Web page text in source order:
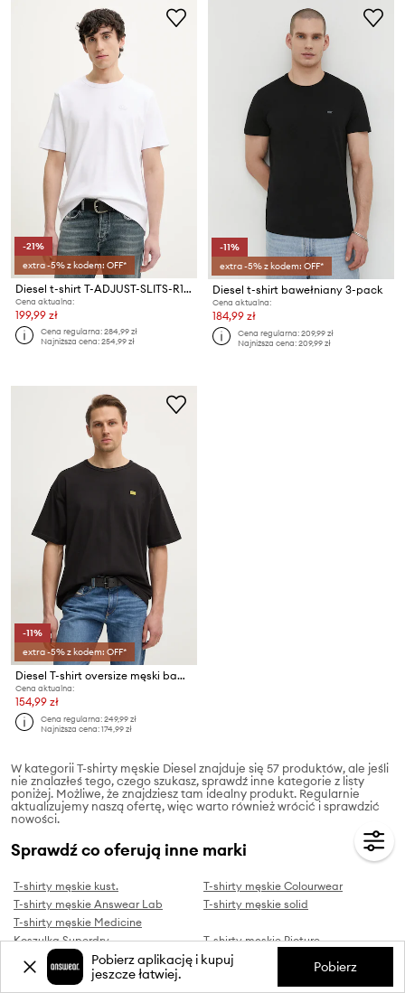
-21%
extra -5% z kodem: OFF*
Diesel t-shirt T-ADJUST-SLITS-R17 T-SHIRT
Cena aktualna:
199,99 zł
Cena regularna:284,99 zł
Najniższa cena:254,99 zł
-11%
extra -5% z kodem: OFF*
Diesel t-shirt bawełniany 3-pack
Cena aktualna:
184,99 zł
Cena regularna:209,99 zł
Najniższa cena:209,99 zł
-11%
extra -5% z kodem: OFF*
Diesel T-shirt oversize męski bawełniany T-BOXT-R30 T-SHIRT
Cena aktualna:
154,99 zł
Cena regularna:249,99 zł
Najniższa cena:174,99 zł
W kategorii T-shirty męskie Diesel znajduje się 57 produktów, ale jeśli
nie znalazłeś tego, czego szukasz, sprawdź inne kategorie z listy
poniżej. Możliwe, że znajdziesz tam idealny produkt. Regularnie
aktualizujemy naszą ofertę, więc warto również wrócić i sprawdzić
nowości.
Sprawdź co oferują inne marki
T-shirty męskie kust.
T-shirty męskie Colourwear
T-shirty męskie Answear Lab
T-shirty męskie solid
T-shirty męskie Medicine
Koszulka Superdry
T-shirty męskie Picture
T-shirty męskie adidasPobierz aplikację i kupuj
jeszcze łatwiej.
Pobierz